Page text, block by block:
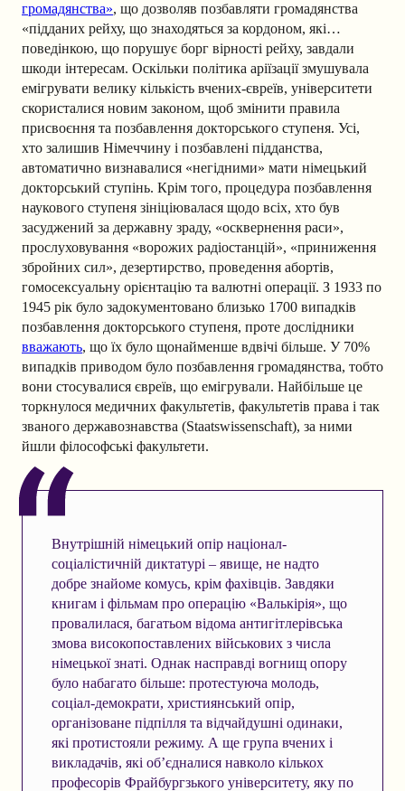
громадянства», що дозволяв позбавляти громадянства
«підданих рейху, що знаходяться за кордоном, які…
поведінкою, що порушує борг вірності рейху, завдали
шкоди інтересам. Оскільки політика аріїзації змушувала
емігрувати велику кількість вчених-євреїв, університети
скористалися новим законом, щоб змінити правила
присвоєння та позбавлення докторського ступеня. Усі,
хто залишив Німеччину і позбавлені підданства,
автоматично визнавалися «негідними» мати німецький
докторський ступінь. Крім того, процедура позбавлення
наукового ступеня зініціювалася щодо всіх, хто був
засуджений за державну зраду, «осквернення раси»,
прослуховування «ворожих радіостанцій», «приниження
збройних сил», дезертирство, проведення абортів,
гомосексуальну орієнтацію та валютні операції. З 1933 по
1945 рік було задокументовано близько 1700 випадків
позбавлення докторського ступеня, проте дослідники
вважають, що їх було щонайменше вдвічі більше. У 70%
випадків приводом було позбавлення громадянства, тобто
вони стосувалися євреїв, що емігрували. Найбільше це
торкнулося медичних факультетів, факультетів права і так
званого державознавства (Staatswissenschaft), за ними
йшли філософські факультети.
Внутрішній німецький опір націонал-
соціалістичній диктатурі – явище, не надто
добре знайоме комусь, крім фахівців. Завдяки
книгам і фільмам про операцію «Валькірія», що
провалилася, багатьом відома антигітлерівська
змова високопоставлених військових з числа
німецької знаті. Однак насправді вогнищ опору
було набагато більше: протестуюча молодь,
соціал-демократи, християнський опір,
організоване підпілля та відчайдушні одинаки,
які протистояли режиму. А ще група вчених і
викладачів, які об’єдналися навколо кількох
професорів Фрайбургзького університету, яку по